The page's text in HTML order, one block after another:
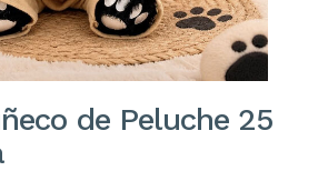
de Peluche 25